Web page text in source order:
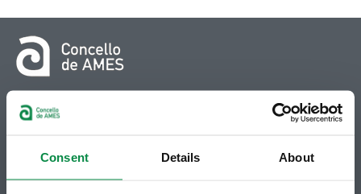
Consent Details About
© Concello de Ames
Praza do Concello, 2 |15220